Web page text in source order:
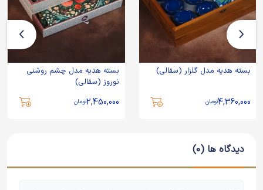
بسته هدیه مدل گلزار (سفالی)
4,360,000تومان
بسته هدیه مدل چشم روشنی
نوروز (سفالی)
2,450,000تومان
دیدگاه ها (0)